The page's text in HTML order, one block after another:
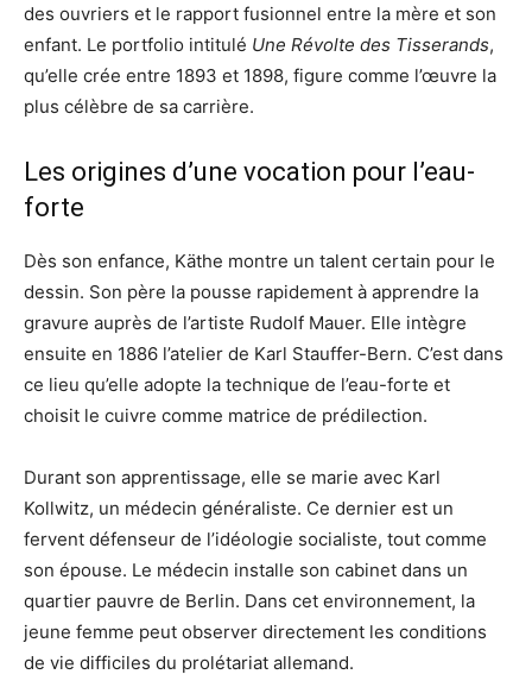
des ouvriers et le rapport fusionnel entre la mère et son
enfant. Le portfolio intitulé Une Révolte des Tisserands,
qu’elle crée entre 1893 et 1898, figure comme l’œuvre la
plus célèbre de sa carrière.
Les origines d’une vocation pour l’eau-
forte
Dès son enfance, Käthe montre un talent certain pour le
dessin. Son père la pousse rapidement à apprendre la
gravure auprès de l’artiste Rudolf Mauer. Elle intègre
ensuite en 1886 l’atelier de Karl Stauffer-Bern. C’est dans
ce lieu qu’elle adopte la technique de l’eau-forte et
choisit le cuivre comme matrice de prédilection.
Durant son apprentissage, elle se marie avec Karl
Kollwitz, un médecin généraliste. Ce dernier est un
fervent défenseur de l’idéologie socialiste, tout comme
son épouse. Le médecin installe son cabinet dans un
quartier pauvre de Berlin. Dans cet environnement, la
jeune femme peut observer directement les conditions
de vie difficiles du prolétariat allemand.